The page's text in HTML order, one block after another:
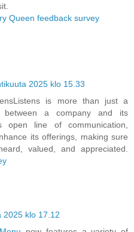
Queen feedback survey
2025 klo 15.33
is more than just a
between a company and its
open line of communication,
its offerings, making sure
valued, and appreciated.
2025 klo 17.12